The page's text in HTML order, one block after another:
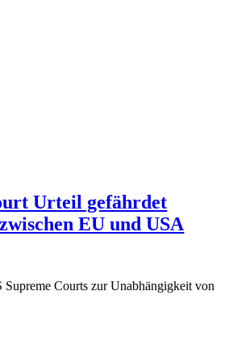
Urteil gefährdet
EU und USA
Supreme Courts zur Unabhängigkeit von